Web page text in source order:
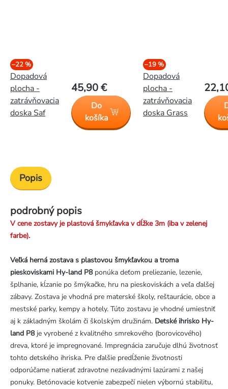
–22 %
Dopadová
plocha -
zatrávňovacia
doska Saf
45,90 €
Do
košíka
–19 %
Dopadová
plocha -
zatrávňovacia
doska Grass
Popis
podrobný popis
V cene zostavy je plastová šmykľavka v dĺžke 3m (iba v zelenej
farbe).
Veľká herná zostava s plastovou šmykľavkou a troma
pieskoviskami Hy-land P8ponúka deťom preliezanie, lezenie,
šplhanie, kĺzanie po šmýkačke, hru na pieskoviskách a veľa ďalšej
zábavy. Zostava je vhodná pre materské školy, reštaurácie, obce a
mestské parky, kempy a hotely. Túto zostavu je vhodné umiestniť
aj k základným školám či školským družinám. Detské ihrisko Hy-
land P8je vyrobené z kvalitného smrekového (borovicového)
dreva, ktoré je impregnované. Impregnácia zaručuje dlhú životnosť
tohto detského ihriska. Pre ďalšie predĺženie životnosti
odporúčame natierať zdravotne nezávadnými lazúrami z našej
ponuky. Betónovacie kotvenie zabezpečí nielen výbornú stabilitu,